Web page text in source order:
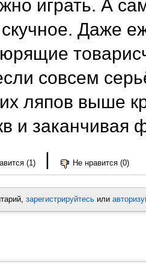
играть. А
Даже
совсем
ляпов выше
и
(1) | Не нравится (0)
зарегистрируйтесь или